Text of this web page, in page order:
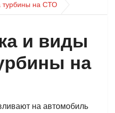
турбины на СТО
и виды
на
на автомобиль